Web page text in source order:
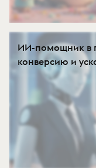
ИИ-помощник в
конверсию и